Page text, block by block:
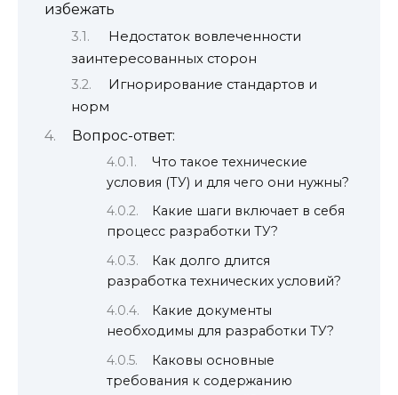
избежать
Недостаток вовлеченности
заинтересованных сторон
Игнорирование стандартов и
норм
Вопрос-ответ:
Что такое технические
условия (ТУ) и для чего они нужны?
Какие шаги включает в себя
процесс разработки ТУ?
Как долго длится
разработка технических условий?
Какие документы
необходимы для разработки ТУ?
Каковы основные
требования к содержанию